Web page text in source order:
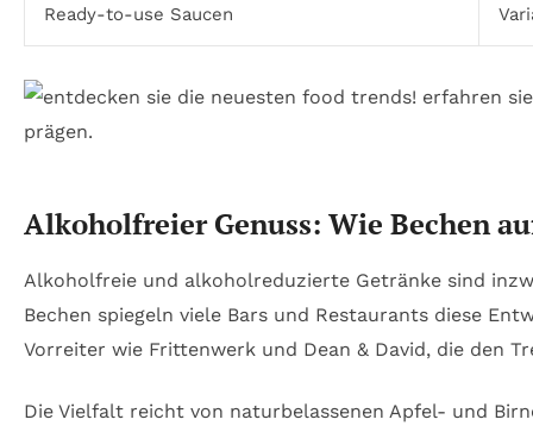
Ready-to-use Saucen
Alkoholfreier Genuss: Wie Bechen
Alkoholfreie und alkoholreduzierte Getränke sind
Bechen spiegeln viele Bars und Restaurants diese
Vorreiter wie Frittenwerk und Dean & David, die den
Die Vielfalt reicht von naturbelassenen Apfel- und